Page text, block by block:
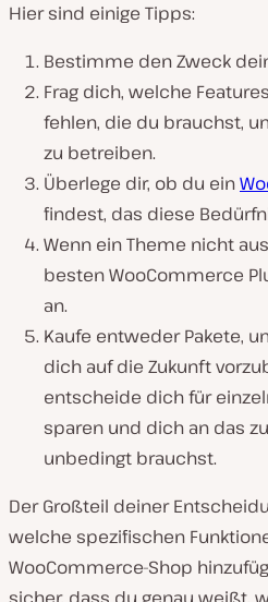
Hier sind einige Tipps:
Bestimme den Zweck
Frag dich, welche
fehlen, die du brauchst,
zu betreiben.
Überlege dir, ob du ein
findest, das diese
Wenn ein Theme nicht
besten WooCommerce
an.
Kaufe entweder Pakete,
dich auf die Zukunft
entscheide dich für
sparen und dich an das
unbedingt brauchst.
Der Großteil deiner
welche spezifischen
WooCommerce-Shop